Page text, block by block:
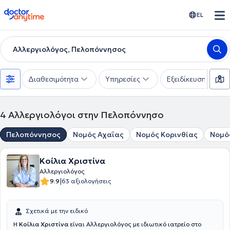
doctoranytime EL
Αλλεργιολόγος, Πελοπόννησος
Διαθεσιμότητα Υπηρεσίες Εξειδίκευση
4 Αλλεργιολόγοι στην Πελοπόννησο
Πελοπόννησος Νομός Αχαΐας Νομός Κορινθίας
Κοίλια Χριστίνα
Αλλεργιολόγος
9.9|63 αξιολογήσεις
Σχετικά με την ειδικό
Η Κοίλια Χριστίνα είναι Αλλεργιολόγος με ιδιωτικό ιατρείο στο